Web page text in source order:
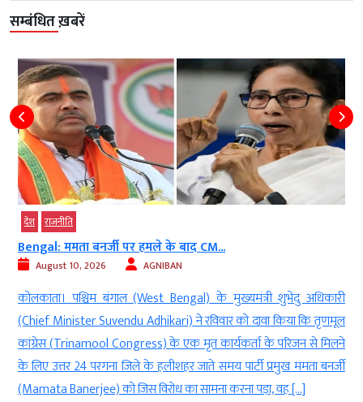
सम्बंधित ख़बरें
देश राजनीति
Bengal: ममता बनर्जी पर हमले के बाद CM...
August 10, 2026 AGNIBAN
कोलकाता। पश्चिम बंगाल (West Bengal) के मुख्यमंत्री शुभेंदु अधिकारी
(Chief Minister Suvendu Adhikari) ने रविवार को दावा किया कि तृणमूल
कांग्रेस (Trinamool Congress) के एक मृत कार्यकर्ता के परिजन से मिलने
के लिए उत्तर 24 परगना जिले के हलीशहर जाते समय पार्टी प्रमुख ममता बनर्जी
(Mamata Banerjee) को जिस विरोध का सामना करना पड़ा, वह […]